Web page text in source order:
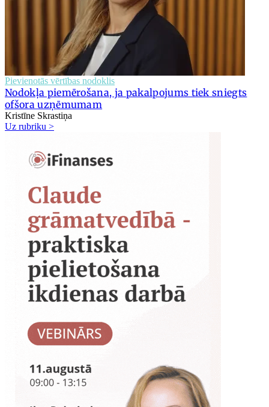
Pievienotās vērtības nodoklis
Nodokļa piemērošana, ja pakalpojums tiek sniegts
ofšora uzņēmumam
Kristīne Skrastiņa
Uz rubriku >